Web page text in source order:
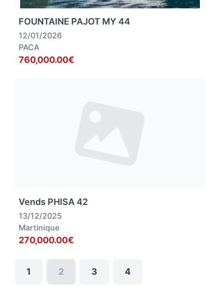
FOUNTAINE PAJOT MY 44
12/01/2026
PACA
760,000.00€
Vends PHISA 42
13/12/2025
Martinique
270,000.00€
1 2 3 4